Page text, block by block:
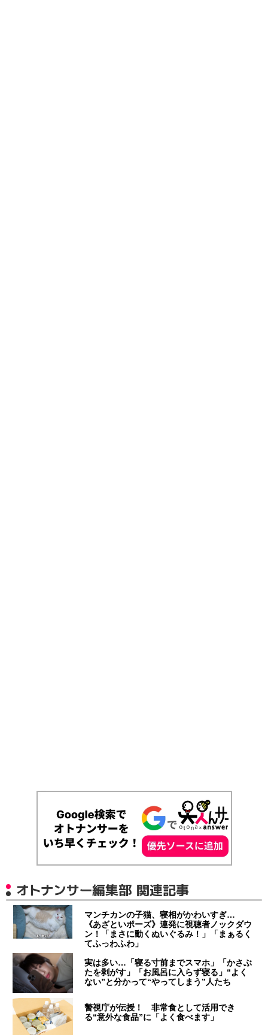
オトナンサー編集部 関連記事
マンチカンの子猫、寝相がかわいすぎ…
《あざといポーズ》連発に視聴者ノックダウ
ン！「まさに動くぬいぐるみ！」「まぁるく
てふっわふわ」
実は多い…「寝る寸前までスマホ」「かさぶ
たを剥がす」「お風呂に入らず寝る」“よく
ない”と分かって“やってしまう”人たち
警視庁が伝授！ 非常食として活用でき
る“意外な食品”に「よく食べます」